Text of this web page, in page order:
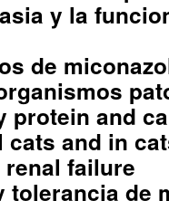
y la
de
protein and
and in
failure
de